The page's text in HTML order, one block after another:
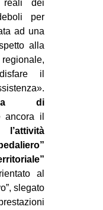
reali dei
per
ad una
alla
il
di
ancora il
l’attività
al
slegato